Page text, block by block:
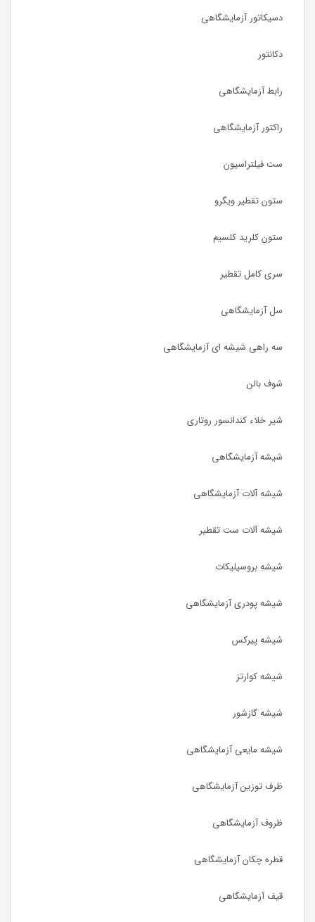
دسیکاتور آزمایشگاهی
دکانتور
رابط آزمایشگاهی
راکتور آزمایشگاهی
ست فیلتراسیون
ستون تقطیر ویگرو
ستون کلرید کلسیم
سری کامل تقطیر
سل آزمایشگاهی
سه راهی شیشه ای آزمایشگاهی
شوف بالن
شیر خلاء کندانسور روتاری
شیشه آزمایشگاهی
شیشه آلات آزمایشگاهی
شیشه آلات ست تقطیر
شیشه بروسیلیکات
شیشه پودری آزمایشگاهی
شیشه پیرکس
شیشه کوارتز
شیشه گازشور
شیشه مایعی آزمایشگاهی
ظرف توزین آزمایشگاهی
ظروف آزمایشگاهی
قطره چکان آزمایشگاهی
قیف آزمایشگاهی